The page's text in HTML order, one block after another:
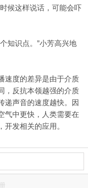
候这样说话，可能会吓
知识点。”小芳高兴地
速度的差异是由于介质
，反抗本领越强的介质
递声音的速度越快。因
气中更快，人类需要在
发相关的应用。